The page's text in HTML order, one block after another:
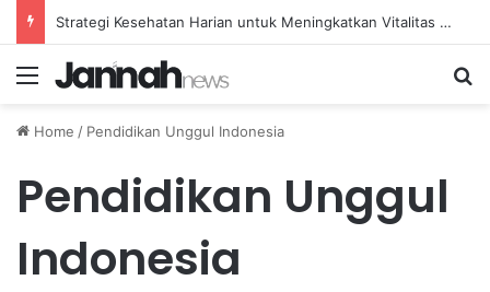
Strategi Kesehatan Harian untuk Meningkatkan Vitalitas dan Mengatasi Kelelahan Sehari-hari
Menu
Home / Pendidikan Unggul Indonesia
Pendidikan Unggul
Indonesia